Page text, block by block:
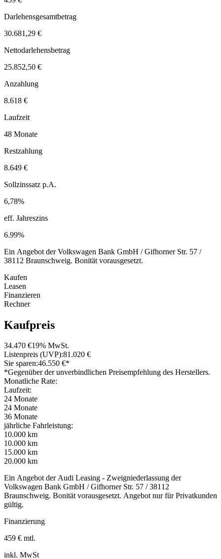
Darlehensgesamtbetrag
30.681,29 €
Nettodarlehensbetrag
25.852,50 €
Anzahlung
8.618 €
Laufzeit
48 Monate
Restzahlung
8.649 €
Sollzinssatz p.A.
6,78%
eff. Jahreszins
6.99%
Ein Angebot der Volkswagen Bank GmbH / Gifhorner Str. 57 /
38112 Braunschweig. Bonität vorausgesetzt.
Kaufen
Leasen
Finanzieren
Rechner
Kaufpreis
34.470 €19% MwSt.
Listenpreis (UVP):81.020 €
Sie sparen:46.550 €*
*Gegenüber der unverbindlichen Preisempfehlung des Herstellers.
Monatliche Rate:
Laufzeit:
24 Monate
24 Monate
36 Monate
jährliche Fahrleistung:
10.000 km
10.000 km
15.000 km
20.000 km
Ein Angebot der Audi Leasing - Zweigniederlassung der
Volkswagen Bank GmbH / Gifhorner Str. 57 / 38112
Braunschweig. Bonität vorausgesetzt. Angebot nur für Privatkunden
gültig.
Finanzierung
459 € mtl.
inkl. MwSt